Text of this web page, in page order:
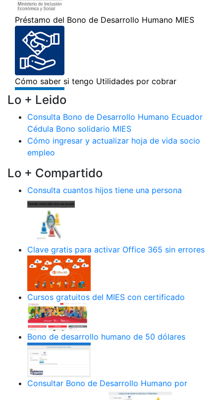
Lo + Leido
Consulta Bono de Desarrollo Humano Ecuador
Cédula Bono solidario MIES
Cómo ingresar y actualizar hoja de vida socio
empleo
Lo + Compartido
Consulta cuantos hijos tiene una persona
Clave gratis para activar Office 365 sin errores
Cursos gratuitos del MIES con certificado
Bono de desarrollo humano de 50 dólares
Consultar Bono de Desarrollo Humano por